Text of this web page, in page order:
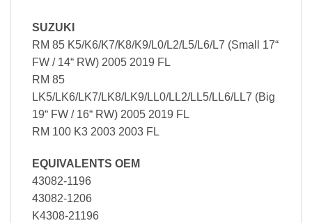
SUZUKI
RM 85 K5/K6/K7/K8/K9/L0/L2/L5/L6/L7 (Small 17“
FW / 14“ RW) 2005 2019 FL
RM 85
LK5/LK6/LK7/LK8/LK9/LL0/LL2/LL5/LL6/LL7 (Big
19“ FW / 16“ RW) 2005 2019 FL
RM 100 K3 2003 2003 FL
EQUIVALENTS OEM
43082-1196
43082-1206
K4308-21196